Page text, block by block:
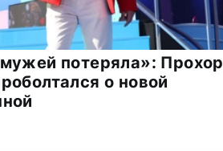
потеряла»: Прохор
о новой